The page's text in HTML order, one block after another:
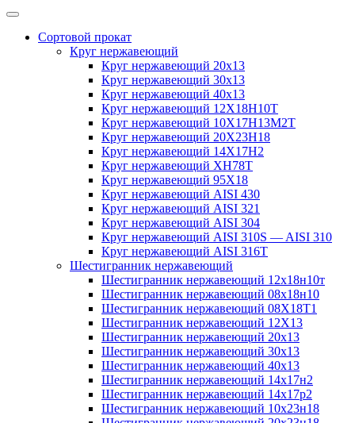
Сортовой прокат
Круг нержавеющий
Круг нержавеющий 20х13
Круг нержавеющий 30х13
Круг нержавеющий 40х13
Круг нержавеющий 12Х18Н10Т
Круг нержавеющий 10Х17Н13М2T
Круг нержавеющий 20Х23Н18
Круг нержавеющий 14Х17Н2
Круг нержавеющий ХН78Т
Круг нержавеющий 95Х18
Круг нержавеющий AISI 430
Круг нержавеющий AISI 321
Круг нержавеющий AISI 304
Круг нержавеющий AISI 310S — AISI 310
Круг нержавеющий AISI 316T
Шестигранник нержавеющий
Шестигранник нержавеющий 12х18н10т
Шестигранник нержавеющий 08х18н10
Шестигранник нержавеющий 08Х18Т1
Шестигранник нержавеющий 12Х13
Шестигранник нержавеющий 20х13
Шестигранник нержавеющий 30х13
Шестигранник нержавеющий 40х13
Шестигранник нержавеющий 14х17н2
Шестигранник нержавеющий 14х17р2
Шестигранник нержавеющий 10х23н18